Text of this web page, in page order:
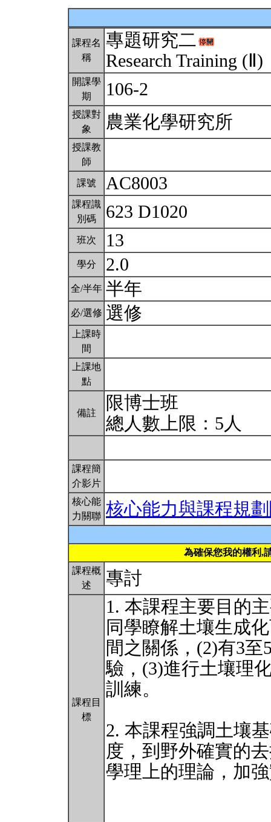
課程名
稱
專題研究二
Research Training (Ⅱ)
開課學
期
106-2
授課對
象
農業化學研究所
授課教
師
課號 AC8003
課程識
別碼
623 D1020
班次 13
學分 2.0
全/半年 半年
必/選修 選修
上課時
間
上課地
點
備註
限博士班
總人數上限：5人
課程簡
介影片
核心能
力關聯 核心能力與課程規
為確保您我的權利,
課程概
述
專討
課程目
標
1. 本課程主要目的
同學瞭解土壤生成
間之關係，(2)有3
驗，(3)進行土壤理
訓練。
2. 本課程強調土壤
度，到野外確實的
學理上的理論，加